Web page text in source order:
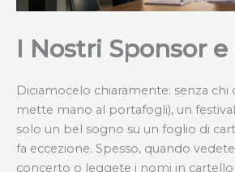
I Nostri Sponsor
Diciamocelo chiaramente: senza chi
mette mano al portafogli), un
solo un bel sogno su un foglio di
fa eccezione. Spesso, quando
concerto o leggete i nomi in